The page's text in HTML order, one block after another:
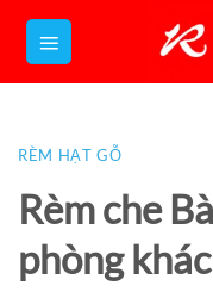
qua
dung
RÈM HẠT GỖ
Rèm che
phòng